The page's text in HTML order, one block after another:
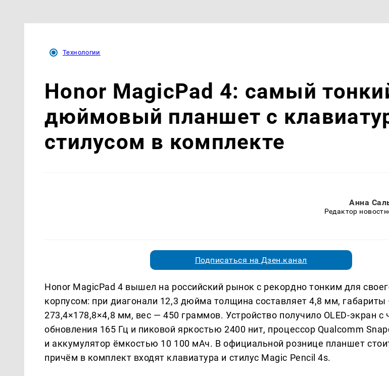
Технологии
Honor MagicPad 4: самый
дюймовый планшет с
стилусом в комплекте
Анна
Редактор
Подписаться на Дзен.канал
Honor MagicPad 4 вышел на российский рынок с рекордно тонким для
корпусом: при диагонали 12,3 дюйма толщина составляет 4,8 мм, габариты
273,4×178,8×4,8 мм, вес — 450 граммов. Устройство получило OLED-экран с
обновления 165 Гц и пиковой яркостью 2400 нит, процессор Qualcomm
и аккумулятор ёмкостью 10 100 мАч. В официальной рознице планшет
причём в комплект входят клавиатура и стилус Magic Pencil 4s.